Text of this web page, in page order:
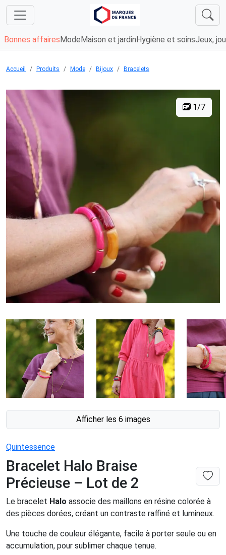
Bonnes affaires Mode Maison et jardin Hygiène et soinsJeux,
Accueil Produits Mode Bijoux Bracelets
1/7
Afficher les 6 images
Quintessence
Bracelet Halo Braise
Précieuse – Lot de 2
Le bracelet Halo associe des maillons en résine colorée à
des pièces dorées, créant un contraste raffiné et lumineux.
Une touche de couleur élégante, facile à porter seule ou en
accumulation, pour sublimer chaque tenue.